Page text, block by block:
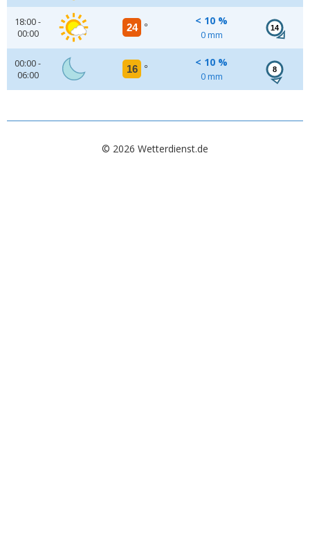
18:00 -
00:00
24 °
< 10 %
0 mm
14
00:00 -
06:00
16 °
< 10 %
0 mm
8
© 2026 Wetterdienst.de